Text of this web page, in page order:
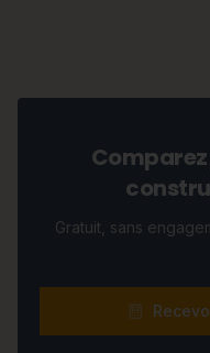
Gratuit, sans